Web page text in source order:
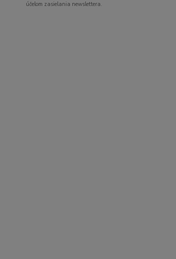
účelom zasielania newslettera.